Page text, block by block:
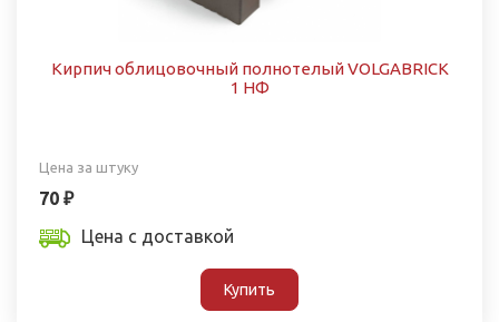
Кирпич облицовочный полнотелый VOLGABRICK
1 НФ
Цена за штуку
70 ₽
Цена с доставкой
Купить